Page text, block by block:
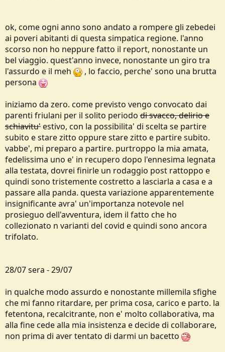
ok, come ogni anno sono andato a rompere gli zebedei
ai poveri abitanti di questa simpatica regione. l'anno
scorso non ho neppure fatto il report, nonostante un
bel viaggio. quest'anno invece, nonostante un giro tra
l'assurdo e il meh
, lo faccio, perche' sono una brutta
persona
iniziamo da zero. come previsto vengo convocato dai
parenti friulani per il solito periodo di svacco, delirio e
schiavitu'estivo, con la possibilita' di scelta se partire
subito e stare zitto oppure stare zitto e partire subito.
vabbe', mi preparo a partire. purtroppo la mia amata,
fedelissima uno e' in recupero dopo l'ennesima legnata
alla testata, dovrei finirle un rodaggio post rattoppo e
quindi sono tristemente costretto a lasciarla a casa e a
passare alla panda. questa variazione apparentemente
insignificante avra' un'importanza notevole nel
prosieguo dell'avventura, idem il fatto che ho
collezionato n varianti del covid e quindi sono ancora
trifolato.
28/07 sera - 29/07
in qualche modo assurdo e nonostante millemila sfighe
che mi fanno ritardare, per prima cosa, carico e parto. la
fetentona, recalcitrante, non e' molto collaborativa, ma
alla fine cede alla mia insistenza e decide di collaborare,
non prima di aver tentato di darmi un bacetto